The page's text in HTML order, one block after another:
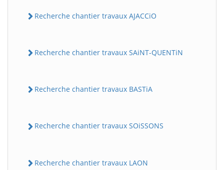
Recherche chantier travaux AJACCiO
Recherche chantier travaux SAiNT-QUENTiN
Recherche chantier travaux BASTiA
Recherche chantier travaux SOiSSONS
Recherche chantier travaux LAON